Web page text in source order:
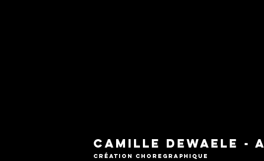
Camille dewaele -
création choregraphique